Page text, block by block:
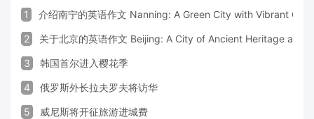
1 介绍南宁的英语作文 Nanning: A Green City with Vibrant
2 关于北京的英语作文 Beijing: A City of Ancient Heritage and
3 韩国首尔进入樱花季
4 俄罗斯外长拉夫罗夫将访华
5 威尼斯将开征旅游进城费